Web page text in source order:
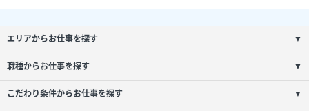
エリアからお仕事を探す ▼
職種からお仕事を探す ▼
こだわり条件からお仕事を探す ▼